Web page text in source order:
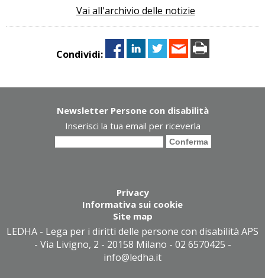
Vai all'archivio delle notizie
Condividi:
Newsletter Persone con disabilità
Inserisci la tua email per riceverla
Privacy
Informativa sui cookie
Site map
LEDHA - Lega per i diritti delle persone con disabilità APS
- Via Livigno, 2 - 20158 Milano - 02 6570425 -
info@ledha.it